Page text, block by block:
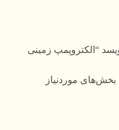
“الکتروپمپ زمینی
بخش‌های موردنیاز